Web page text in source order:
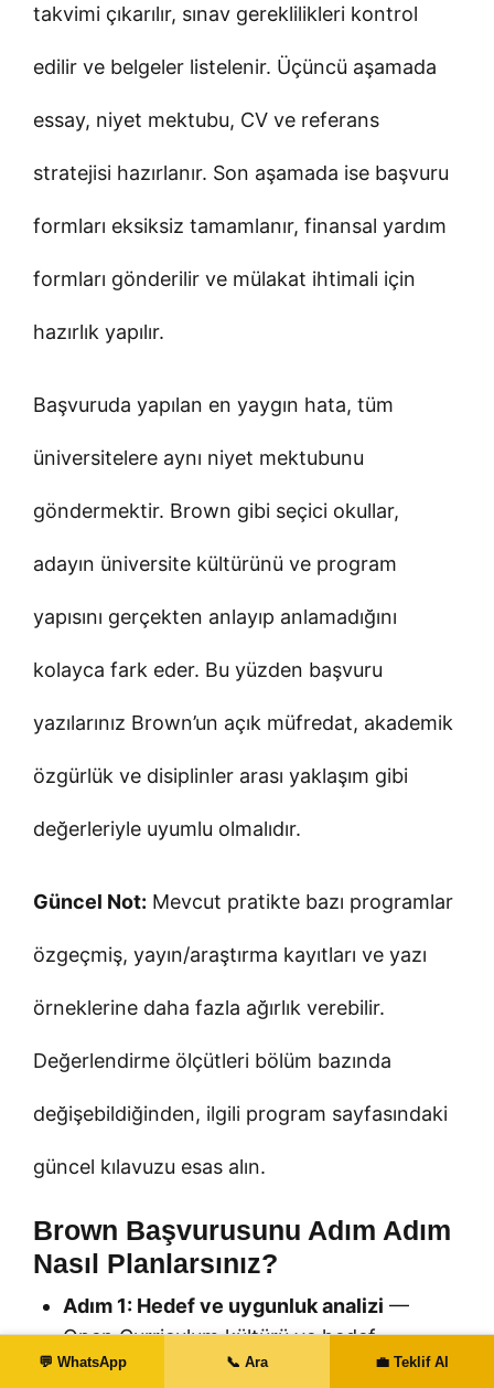
takvimi çıkarılır, sınav gereklilikleri kontrol
edilir ve belgeler listelenir. Üçüncü aşamada
essay, niyet mektubu, CV ve referans
stratejisi hazırlanır. Son aşamada ise başvuru
formları eksiksiz tamamlanır, finansal yardım
formları gönderilir ve mülakat ihtimali için
hazırlık yapılır.
Başvuruda yapılan en yaygın hata, tüm
üniversitelere aynı niyet mektubunu
göndermektir. Brown gibi seçici okullar,
adayın üniversite kültürünü ve program
yapısını gerçekten anlayıp anlamadığını
kolayca fark eder. Bu yüzden başvuru
yazılarınız Brown’un açık müfredat, akademik
özgürlük ve disiplinler arası yaklaşım gibi
değerleriyle uyumlu olmalıdır.
Güncel Not: Mevcut pratikte bazı programlar
özgeçmiş, yayın/araştırma kayıtları ve yazı
örneklerine daha fazla ağırlık verebilir.
Değerlendirme ölçütleri bölüm bazında
değişebildiğinden, ilgili program sayfasındaki
güncel kılavuzu esas alın.
Brown Başvurusunu Adım Adım
Nasıl Planlarsınız?
Adım 1: Hedef ve uygunluk analizi —
Open Curriculum kültürü ve hedef
programın ders/önkoşullarını inceleyin;
💬 WhatsApp 📞 Ara 💼 Teklif Al